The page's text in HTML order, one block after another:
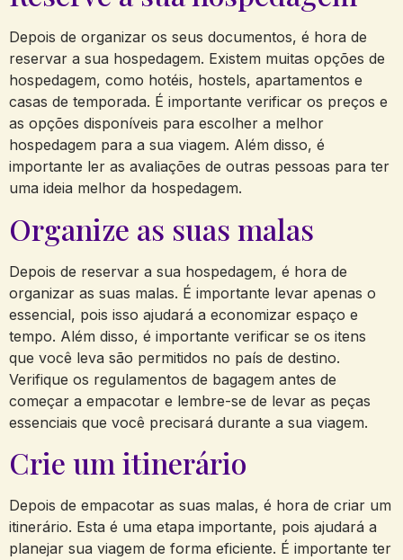
Depois de organizar os seus documentos, é hora de
reservar a sua hospedagem. Existem muitas opções de
hospedagem, como hotéis, hostels, apartamentos e
casas de temporada. É importante verificar os preços e
as opções disponíveis para escolher a melhor
hospedagem para a sua viagem. Além disso, é
importante ler as avaliações de outras pessoas para ter
uma ideia melhor da hospedagem.
Organize as suas malas
Depois de reservar a sua hospedagem, é hora de
organizar as suas malas. É importante levar apenas o
essencial, pois isso ajudará a economizar espaço e
tempo. Além disso, é importante verificar se os itens
que você leva são permitidos no país de destino.
Verifique os regulamentos de bagagem antes de
começar a empacotar e lembre-se de levar as peças
essenciais que você precisará durante a sua viagem.
Crie um itinerário
Depois de empacotar as suas malas, é hora de criar um
itinerário. Esta é uma etapa importante, pois ajudará a
planejar sua viagem de forma eficiente. É importante ter